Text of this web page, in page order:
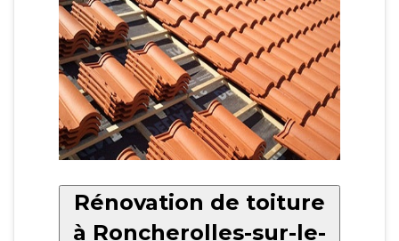
Rénovation de toiture
à Roncherolles-sur-le-